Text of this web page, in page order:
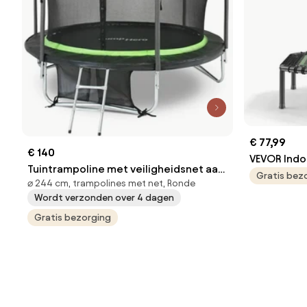
€ 140
Tuintrampoline met veiligheidsnet aan
binnenkant 244cm Jump Hero 8FT
⌀ 244 cm, trampolines met net, Ronde
Wordt verzonden over 4 dagen
Gratis bezorging
€ 77,99
VEVOR
Gratis